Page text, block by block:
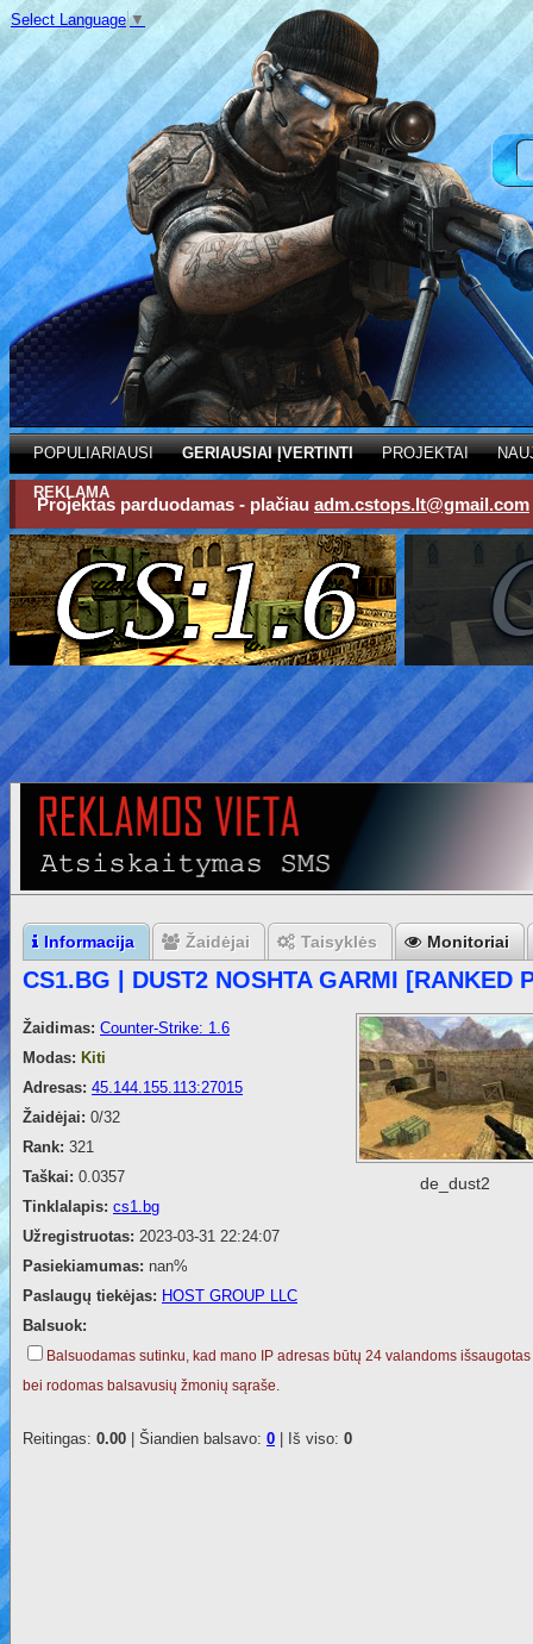
Select Language ▼
POPULIARIAUSI GERIAUSIAI ĮVERTINTI PROJEKTAI
REKLAMA
Projektas parduodamas - plačiau adm.cstops.lt@gmail.com
Informacija Žaidėjai Taisyklės Monitoriai
CS1.BG | DUST2 NOSHTA GARMI [RANKED
Žaidimas: Counter-Strike: 1.6
Modas: Kiti
Adresas: 45.144.155.113:27015
Žaidėjai: 0/32
Rank: 321
Taškai: 0.0357
Tinklalapis: cs1.bg
Užregistruotas: 2023-03-31 22:24:07
Pasiekiamumas: nan%
Paslaugų tiekėjas: HOST GROUP LLC
Balsuok:
Balsuodamas sutinku, kad mano IP adresas būtų 24 valandoms išsaugotas
bei rodomas balsavusių žmonių sąraše.
Reitingas: 0.00 | Šiandien balsavo: 0 | Iš viso: 0
de_dust2